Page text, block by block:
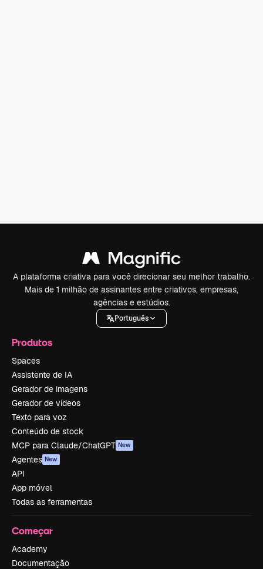
A plataforma criativa para você direcionar seu melhor trabalho.
Mais de 1 milhão de assinantes entre criativos, empresas,
agências e estúdios.
Português
Produtos
Spaces
Assistente de IA
Gerador de imagens
Gerador de vídeos
Texto para voz
Conteúdo de stock
MCP para Claude/ChatGPT New
Agentes New
API
App móvel
Todas as ferramentas
Começar
Academy
Documentação